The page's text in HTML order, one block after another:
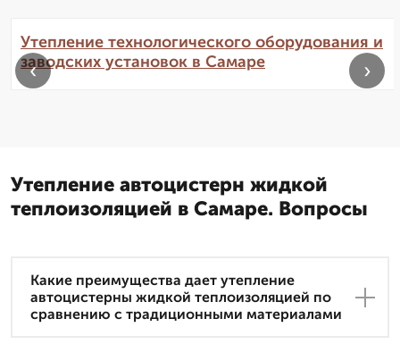
Утепление технологического оборудования и
заводских установок в Самаре
‹ ›
Утепление автоцистерн жидкой
теплоизоляцией в Самаре. Вопросы
Какие преимущества дает утепление
автоцистерны жидкой теплоизоляцией по
сравнению с традиционными материалами